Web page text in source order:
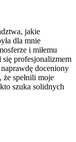
jakie
dla mnie
i miłemu
się profesjonalizmem
naprawdę doceniony
spełnili moje
szuka solidnych